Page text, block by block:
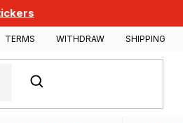
TERMS WITHDRAW SHIPPING
SEARCH